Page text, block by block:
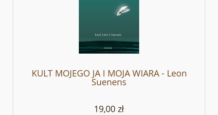
KULT MOJEGO JA I MOJA WIARA - Leon
Suenens
19,00 zł